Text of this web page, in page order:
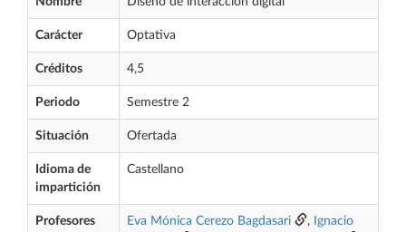
Carácter Optativa
Créditos 4,5
Periodo Semestre 2
Situación Ofertada
Idioma de
impartición
Castellano
Profesores Eva Mónica Cerezo Bagdasari , Ignacio